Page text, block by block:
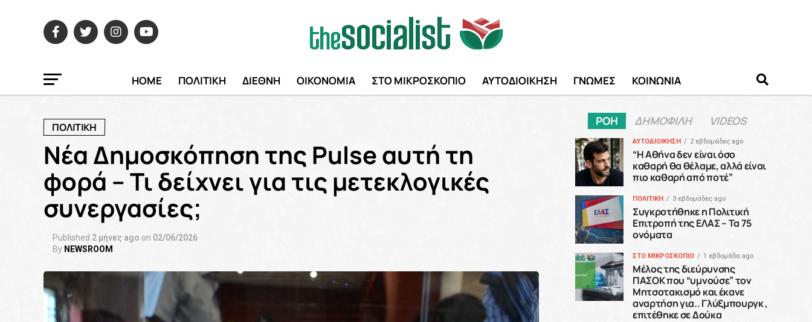
HOME ΠΟΛΙΤΙΚΗ ΔΙΕΘΝΗ ΟΙΚΟΝΟΜΙΑ ΣΤΟ ΜΙΚΡΟΣΚΟΠΙΟ ΑΥΤΟΔΙΟΙΚΗΣΗ ΓΝΩΜΕΣ ΚΟΙΝΩΝΙΑ
ΠΟΛΙΤΙΚΗ
Νέα Δημοσκόπηση της Pulse αυτή τη
φορά – Τι δείχνει για τις μετεκλογικές
συνεργασίες;
Published 2 μήνες ago on 02/06/2026
By NEWSROOM
ΡΟΗ ΔΗΜΟΦΙΛΗ VIDEOS
ΑΥΤΟΔΙΟΙΚΗΣΗ 2 εβδομάδες ago
“H Αθήνα δεν είναι όσο
καθαρή θα θέλαμε, αλλά είναι
πιο καθαρή από ποτέ”
ΠΟΛΙΤΙΚΗ 3 εβδομάδες ago
Συγκροτήθηκε η Πολιτική
Επιτροπή της ΕΛΑΣ – Τα 75
ονόματα
ΣΤΟ ΜΙΚΡΟΣΚΟΠΙΟ 1 εβδομάδα ago
Μέλος της διεύρυνσης
ΠΑΣΟΚ που “υμνούσε” τον
Μητσοτακισμό και έκανε
αναρτήση για.. Γλύξμπουργκ ,
επιτέθηκε σε Δούκα